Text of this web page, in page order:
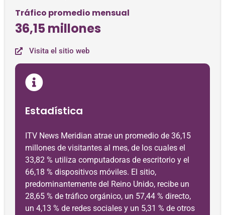
Tráfico promedio mensual
36,15 millones
Visita el sitio web
Estadística
ITV News Meridian atrae un promedio de 36,15
millones de visitantes al mes, de los cuales el
33,82 % utiliza computadoras de escritorio y el
66,18 % dispositivos móviles. El sitio,
predominantemente del Reino Unido, recibe un
28,65 % de tráfico orgánico, un 57,44 % directo,
un 4,13 % de redes sociales y un 5,31 % de otros